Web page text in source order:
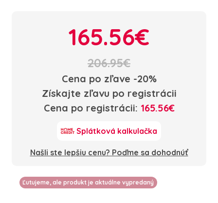
165.56€
206.95€
Cena po zľave -20%
Získajte zľavu po registrácii
Cena po registrácii: 165.56€
Splátková kalkulačka
Našli ste lepšiu cenu? Poďme sa dohodnúť
Ľutujeme, ale produkt je aktuálne vypredaný